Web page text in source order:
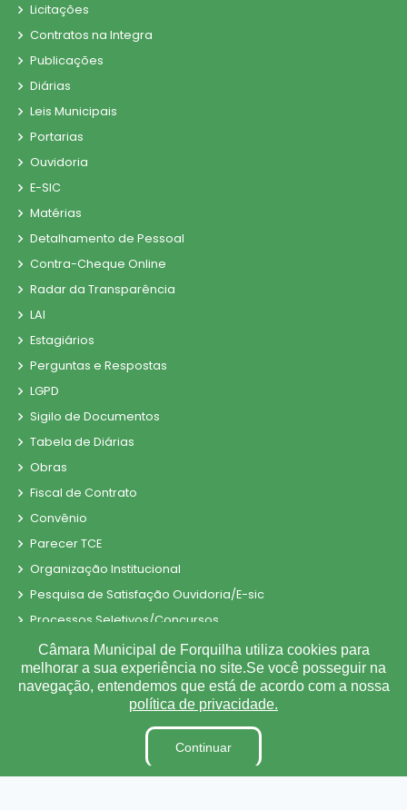
Licitações
Contratos na Integra
Publicações
Diárias
Leis Municipais
Portarias
Ouvidoria
E-SIC
Matérias
Detalhamento de Pessoal
Contra-Cheque Online
Radar da Transparência
LAI
Estagiários
Perguntas e Respostas
LGPD
Sigilo de Documentos
Tabela de Diárias
Obras
Fiscal de Contrato
Convênio
Parecer TCE
Organização Institucional
Pesquisa de Satisfação Ouvidoria/E-sic
Processos Seletivos/Concursos
Processo de Contratação Eletrônico
Tabela de Diárias
Terceirizados
Relatório de Gestão Municipal
Câmara Municipal de Forquilha utiliza cookies para
melhorar a sua experiência no site.Se você posseguir na
navegação, entendemos que está de acordo com a nossa
política de privacidade.
Continuar